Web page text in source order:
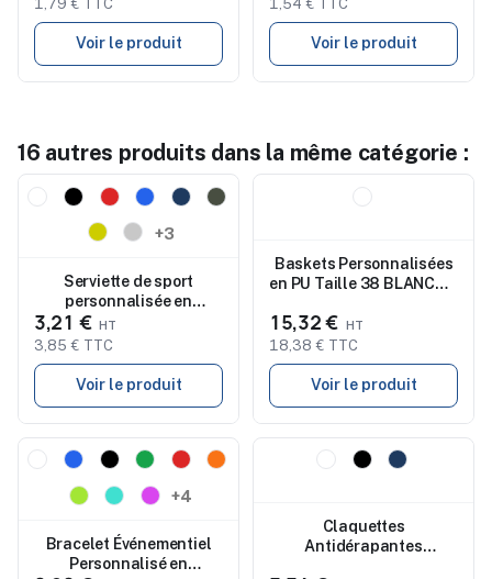
1,79 € TTC
Voir le produit
1,54 € TTC
Voir le produit
16 autres produits dans la même catégorie :
Nouveau
+3
Serviette de sport
personnalisée en
microfibre 190 g/m² CORK
3,21 €
3,85 € TTC
Voir le produit
Baskets Personnalisées
en PU Taille 38 BLANCOS
15,32 €
18,38 € TTC
Voir le produit
Nouveau
+4
Bracelet Événementiel
Personnalisé en
Nouveau
Claquettes
Antidérapantes